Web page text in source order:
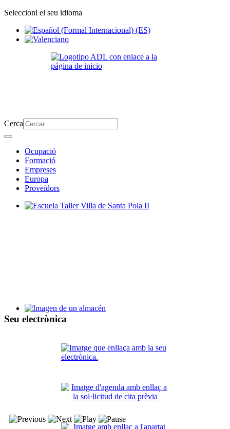
Seleccioni el seu idioma
Cerca
Ocupació
Formació
Empreses
Europa
Proveïdors
Taller de Empleo Villa de Santa Pola XV
Seu electrònica